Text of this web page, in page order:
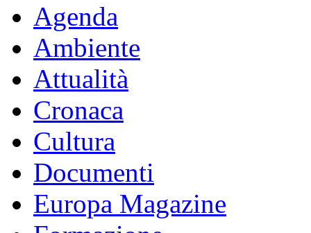
Agenda
Ambiente
Attualità
Cronaca
Cultura
Documenti
Europa Magazine